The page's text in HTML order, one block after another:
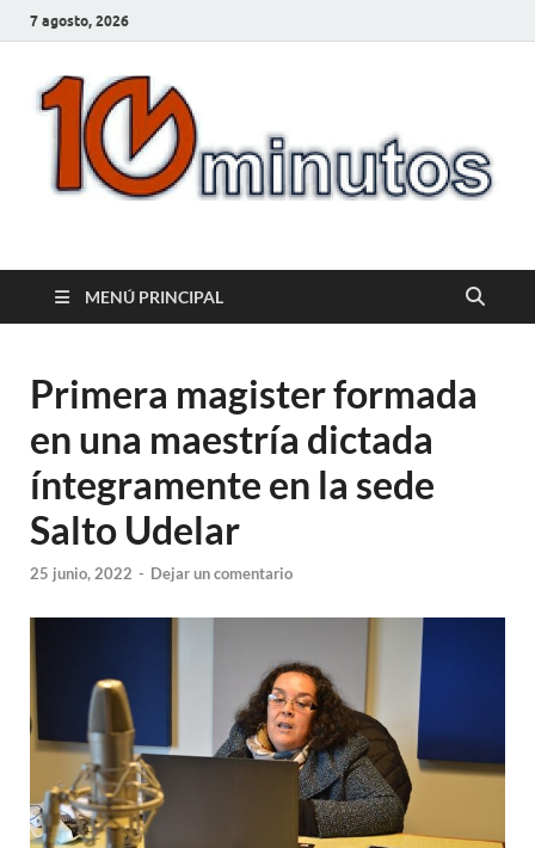
7 agosto, 2026
10minutos.com.uy
MENÚ PRINCIPAL
Primera magister formada
en una maestría dictada
íntegramente en la sede
Salto Udelar
25 junio, 2022 - Dejar un comentario